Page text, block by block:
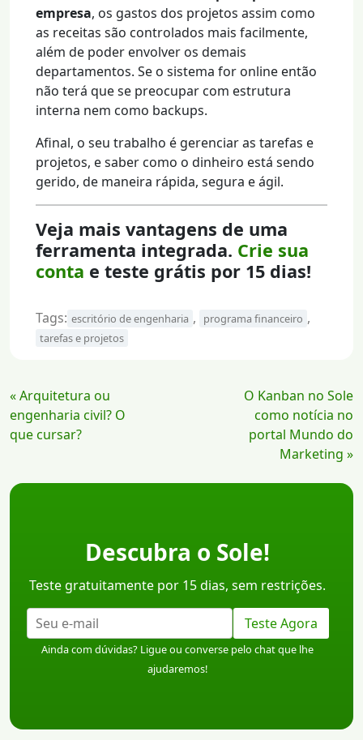
empresa, os gastos dos projetos assim como
as receitas são controlados mais facilmente,
além de poder envolver os demais
departamentos. Se o sistema for online então
não terá que se preocupar com estrutura
interna nem como backups.
Afinal, o seu trabalho é gerenciar as tarefas e
projetos, e saber como o dinheiro está sendo
gerido, de maneira rápida, segura e ágil.
Veja mais vantagens de uma
ferramenta integrada. Crie sua
conta e teste grátis por 15 dias!
Tags: escritório de engenharia , programa financeiro ,
tarefas e projetos
Continue
Lendo
« Arquitetura ou
engenharia civil? O
que cursar?
O Kanban no Sole
como notícia no
portal Mundo do
Marketing »
Descubra o Sole!
Teste gratuitamente por 15 dias, sem restrições.
Teste Agora
Ainda com dúvidas? Ligue ou converse pelo chat que lhe
ajudaremos!